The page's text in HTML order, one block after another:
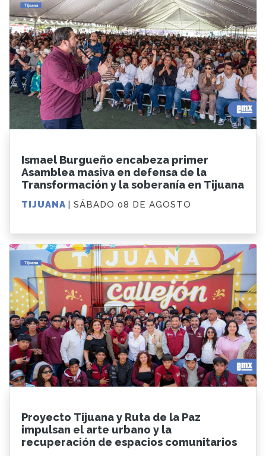
Ismael Burgueño encabeza primer
Asamblea masiva en defensa de la
Transformación y la soberanía en Tijuana
TIJUANA | SÁBADO 08 DE AGOSTO
Proyecto Tijuana y Ruta de la Paz
impulsan el arte urbano y la
recuperación de espacios comunitarios